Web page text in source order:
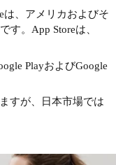
は、アメリカおよびそ
す。App Storeは、
PlayおよびGoogle
すが、日本市場では